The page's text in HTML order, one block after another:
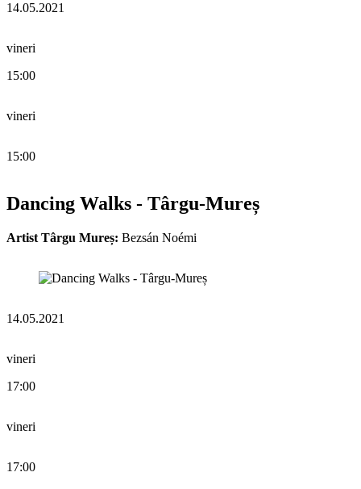
14.05.2021
vineri
15:00
vineri
15:00
Dancing Walks - Târgu-Mureș
Artist Târgu Mureș: Bezsán Noémi
14.05.2021
vineri
17:00
vineri
17:00